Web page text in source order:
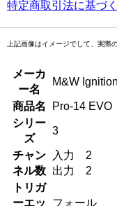
特定商取引法に基づ
上記画像はイメージでして、実際
メーカ
ー名
M&W
商品名
Pro-14 EVO
シリー
ズ
3
チャン
ネル数
入力 2
出力 2
トリガ
ーエッ
フォール